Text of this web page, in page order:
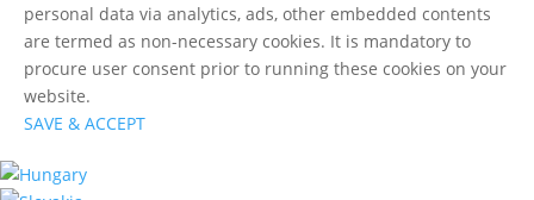
personal data via analytics, ads, other embedded contents
are termed as non-necessary cookies. It is mandatory to
procure user consent prior to running these cookies on your
website.
SAVE & ACCEPT